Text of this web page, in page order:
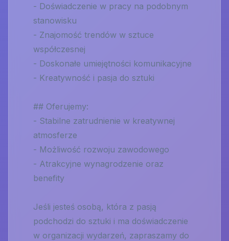
- Doświadczenie w pracy na podobnym
stanowisku
- Znajomość trendów w sztuce
współczesnej
- Doskonałe umiejętności komunikacyjne
- Kreatywność i pasja do sztuki
## Oferujemy:
- Stabilne zatrudnienie w kreatywnej
atmosferze
- Możliwość rozwoju zawodowego
- Atrakcyjne wynagrodzenie oraz
benefity
Jeśli jesteś osobą, która z pasją
podchodzi do sztuki i ma doświadczenie
w organizacji wydarzeń, zapraszamy do